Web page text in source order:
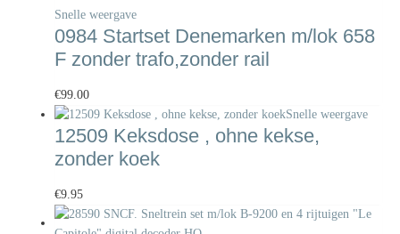
Snelle weergave
0984 Startset Denemarken m/lok 658
F zonder trafo,zonder rail
€99.00
Snelle weergave
12509 Keksdose , ohne kekse,
zonder koek
€9.95